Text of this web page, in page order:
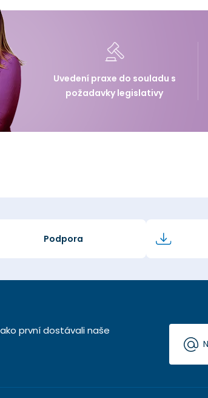
Uvedení praxe do souladu s
požadavky legislativy
Podpora
první dostávali naše